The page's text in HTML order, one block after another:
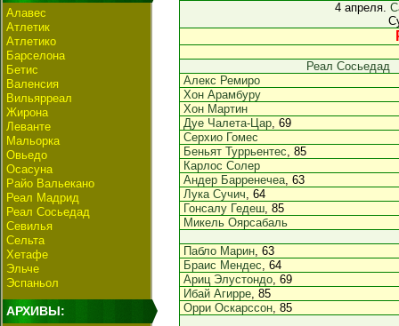
Алавес
Атлетик
Атлетико
Барселона
Бетис
Валенсия
Вильярреал
Жирона
Леванте
Мальорка
Овьедо
Осасуна
Райо Вальекано
Реал Мадрид
Реал Сосьедад
Севилья
Сельта
Хетафе
Эльче
Эспаньол
АРХИВЫ:
4 апреля.
Реал Сосьедад
Алекс Ремиро
Хон Арамбуру
Хон Мартин
Дуе Чалета-Цар, 69
Серхио Гомес
Беньят Туррьентес, 85
Карлос Солер
Андер Барренечеа, 63
Лука Сучич, 64
Гонсалу Гедеш, 85
Микель Оярсабаль
Пабло Марин, 63
Браис Мендес, 64
Ариц Элустондо, 69
Ибай Агирре, 85
Орри Оскарссон, 85